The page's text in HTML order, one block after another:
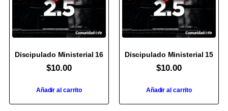
Discipulado Ministerial 16
$10.00
Añadir al carrito
Discipulado Ministerial 15
$10.00
Añadir al carrito